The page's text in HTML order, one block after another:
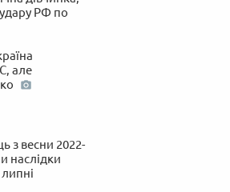
РФ по
але
з весни 2022-
наслідки